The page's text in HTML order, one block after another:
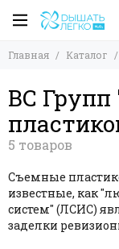
Люки
Люки под
плитку
Визионер
Визионер
Визионер
Визионер
Визионер
плитку
Визионер
плитку
Напольные люки
Люки под
Ревизионные
Главная Каталог
ВС
Съемные
известные, как
систем" (ЛСИС)
заделки